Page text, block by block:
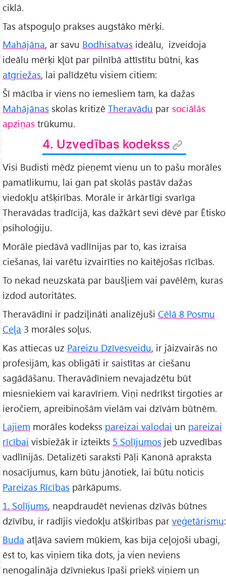
ciklā.
Tas atspoguļo prakses augstāko mērķi.
Mahājāna, ar savu Bodhisatvas ideālu, izveidoja
ideālu mērķi kļūt par pilnībā attīstītu būtni, kas
atgriežas, lai palīdzētu visiem citiem:
Šī mācība ir viens no iemesliem tam, ka dažas
Mahājānas skolas kritizē Theravādu par sociālās
apziņas trūkumu.
4. Uzvedības kodekss
Visi Budisti mēdz pieņemt vienu un to pašu morāles
pamatlikumu, lai gan pat skolās pastāv dažas
viedokļu atšķirības. Morāle ir ārkārtīgi svarīga
Theravādas tradīcijā, kas dažkārt sevi dēvē par Ētisko
psiholoģiju.
Morāle piedāvā vadlīnijas par to, kas izraisa
ciešanas, lai varētu izvairīties no kaitējošas rīcības.
To nekad neuzskata par baušļiem vai pavēlēm, kuras
izdod autoritātes.
Theravādīni ir padziļināti analizējuši Cēlā 8 Posmu
Ceļa 3 morāles soļus.
Kas attiecas uz Pareizu Dzīvesveidu, ir jāizvairās no
profesijām, kas obligāti ir saistītas ar ciešanu
sagādāšanu. Theravādīniem nevajadzētu būt
miesniekiem vai karavīriem. Viņi nedrīkst tirgoties ar
ieročiem, apreibinošām vielām vai dzīvām būtnēm.
Lajiem morāles kodekss pareizai valodai un pareizai
rīcībai visbiežāk ir izteikts 5 Solījumos jeb uzvedības
vadlīnijās. Detalizēti saraksti Pāḷi Kanonā apraksta
nosacījumus, kam būtu jānotiek, lai būtu noticis
Pareizas Rīcības pārkāpums.
1. Solījums, neapdraudēt nevienas dzīvās būtnes
dzīvību, ir radījis viedokļu atšķirības par veģetārismu:
Buda atļāva saviem mūkiem, kas bija ceļojoši ubagi,
ēst to, kas viņiem tika dots, ja vien neviens
nenogalināja dzīvniekus īpaši priekš viņiem un